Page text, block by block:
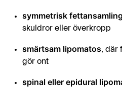
symmetrisk fettansamling
skuldror eller överkropp
smärtsam lipomatos, där
gör ont
spinal eller epidural